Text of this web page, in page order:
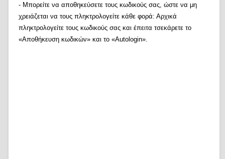
- Μπορείτε να αποθηκεύσετε τους κωδικούς σας, ώστε να μη
χρειάζεται να τους πληκτρολογείτε κάθε φορά: Αρχικά
πληκτρολογείτε τους κωδικούς σας και έπειτα τσεκάρετε το
«Αποθήκευση κωδικών» και το «Autologin».